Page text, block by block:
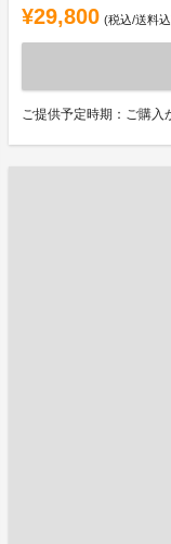
¥29,800 (税込/送料
ご提供予定時期：ご購入